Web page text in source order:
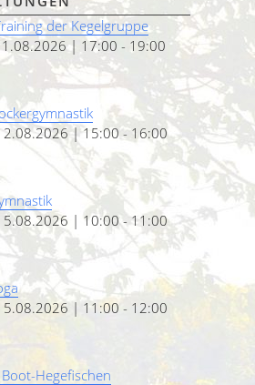
der Kegelgruppe
| 17:00 - 19:00
| 15:00 - 16:00
| 10:00 - 11:00
| 11:00 - 12:00
Boot-Hegefischen